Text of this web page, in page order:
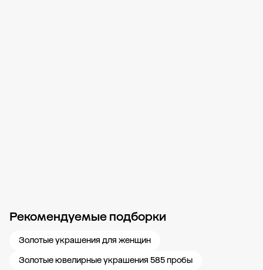
Рекомендуемые подборки
Золотые украшения для женщин
Золотые ювелирные украшения 585 пробы
Новости компании Журнал ЗОЛОТОЙ Блог